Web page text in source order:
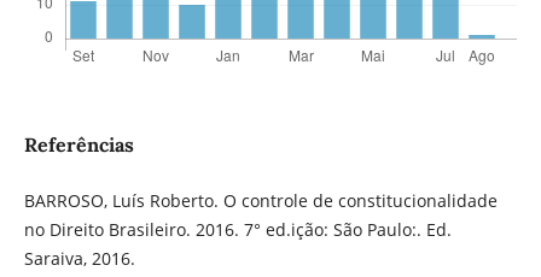
Referências
BARROSO, Luís Roberto. O controle de constitucionalidade
no Direito Brasileiro. 2016. 7° ed.ição: São Paulo:. Ed.
Saraiva, 2016.